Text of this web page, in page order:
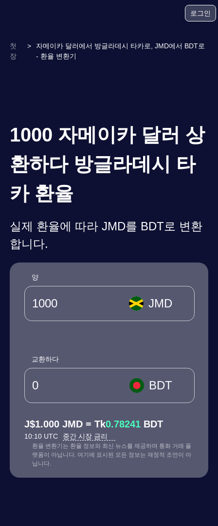
로그인
첫
장
>
자메이카 달러에서 방글라데시 타카로, JMD에서 BDT로
- 환율 변환기
1000 자메이카 달러 상
환하다 방글라데시 타
카 환율
실제 환율에 따라 JMD를 BDT로 변환
합니다.
양
JMD
교환하다
BDT
J$1.000 JMD = Tk0.78241 BDT
10:10 UTC 중간 시장 금리
환율 변환기는 환율 정보와 최신 뉴스를 제공하며 통화 거래 플
랫폼이 아닙니다. 여기에 표시된 모든 정보는 재정적 조언이 아
닙니다.